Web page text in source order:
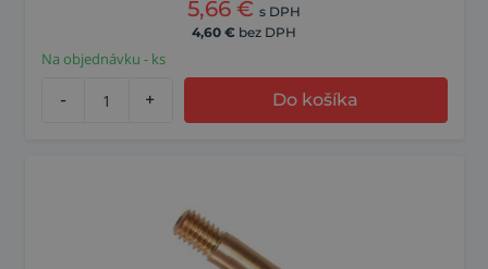
5,66 € s DPH
4,60 € bez DPH
Na objednávku - ks
- + Do košíka